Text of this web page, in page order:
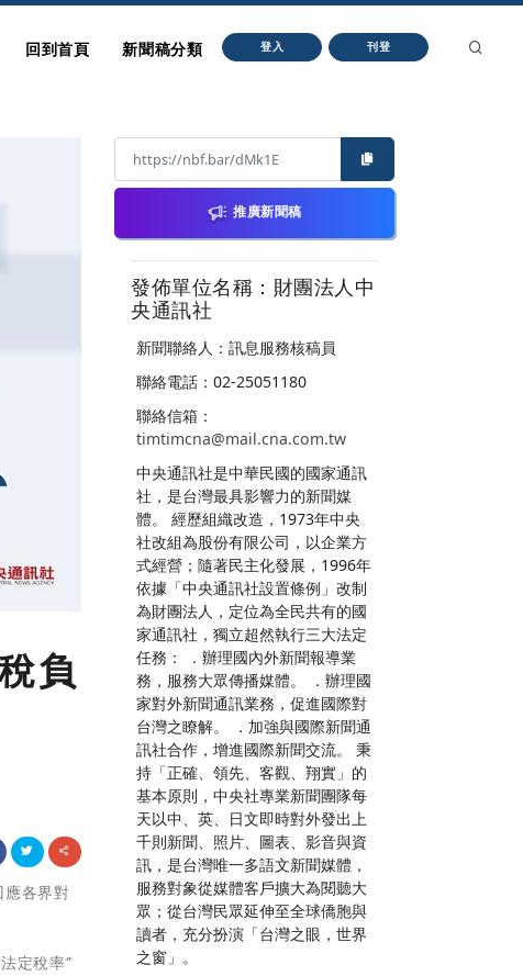
回到首頁 新聞稿分類 登入 刊登
負
各界對
定稅率”
推廣新聞稿
發佈單位名稱：財團法人中
央通訊社
新聞聯絡人：訊息服務核稿員
聯絡電話：02-25051180
聯絡信箱：
timtimcna@mail.cna.com.tw
中央通訊社是中華民國的國家通訊
社，是台灣最具影響力的新聞媒
體。 經歷組織改造，1973年中央
社改組為股份有限公司，以企業方
式經營；隨著民主化發展，1996年
依據「中央通訊社設置條例」改制
為財團法人，定位為全民共有的國
家通訊社，獨立超然執行三大法定
任務： ．辦理國內外新聞報導業
務，服務大眾傳播媒體。 ．辦理國
家對外新聞通訊業務，促進國際對
台灣之瞭解。 ．加強與國際新聞通
訊社合作，增進國際新聞交流。 秉
持「正確、領先、客觀、翔實」的
基本原則，中央社專業新聞團隊每
天以中、英、日文即時對外發出上
千則新聞、照片、圖表、影音與資
訊，是台灣唯一多語文新聞媒體，
服務對象從媒體客戶擴大為閱聽大
眾；從台灣民眾延伸至全球僑胞與
讀者，充分扮演「台灣之眼，世界
之窗」。